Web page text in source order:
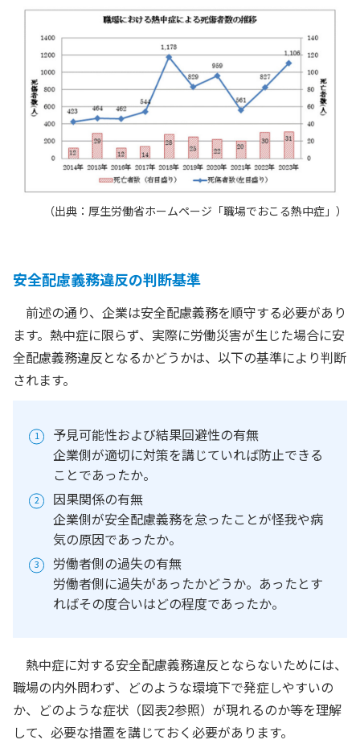
（出典：厚生労働省ホームページ「職場でおこる熱中症」）
安全配慮義務違反の判断基準
前述の通り、企業は安全配慮義務を順守する必要があり
ます。熱中症に限らず、実際に労働災害が生じた場合に安
全配慮義務違反となるかどうかは、以下の基準により判断
されます。
予見可能性および結果回避性の有無
企業側が適切に対策を講じていれば防止できる
ことであったか。
因果関係の有無
企業側が安全配慮義務を怠ったことが怪我や病
気の原因であったか。
労働者側の過失の有無
労働者側に過失があったかどうか。あったとす
ればその度合いはどの程度であったか。
熱中症に対する安全配慮義務違反とならないためには、
職場の内外問わず、どのような環境下で発症しやすいの
か、どのような症状（図表2参照）が現れるのか等を理解
して、必要な措置を講じておく必要があります。